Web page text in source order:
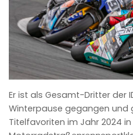
Er ist als Gesamt-Dritter der
Winterpause gegangen und
Titelfavoriten im Jahr 2024